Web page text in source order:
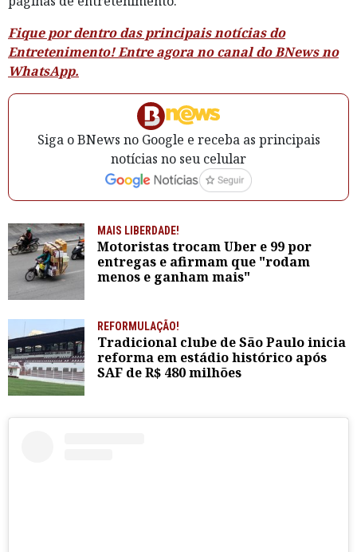
Fique por dentro das principais notícias do
Entretenimento! Entre agora no canal do BNews no
WhatsApp.
Siga o BNews no Google e receba as principais
notícias no seu celular
MAIS LIBERDADE!
Motoristas trocam Uber e 99 por
entregas e afirmam que "rodam
menos e ganham mais"
REFORMULAÇÃO!
Tradicional clube de São Paulo inicia
reforma em estádio histórico após
SAF de R$ 480 milhões